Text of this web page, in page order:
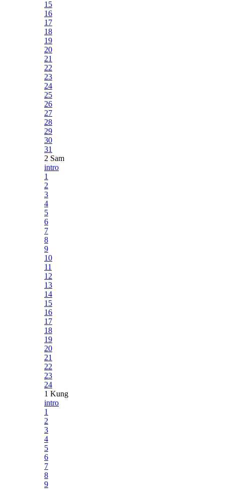
15
16
17
18
19
20
21
22
23
24
25
26
27
28
29
30
31
2 Sam
intro
1
2
3
4
5
6
7
8
9
10
11
12
13
14
15
16
17
18
19
20
21
22
23
24
1 Kung
intro
1
2
3
4
5
6
7
8
9